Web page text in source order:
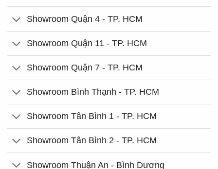
Showroom Quận 4 - TP. HCM
Showroom Quận 11 - TP. HCM
Showroom Quận 7 - TP. HCM
Showroom Bình Thạnh - TP. HCM
Showroom Tân Bình 1 - TP. HCM
Showroom Tân Bình 2 - TP. HCM
Showroom Thuận An - Bình Dương